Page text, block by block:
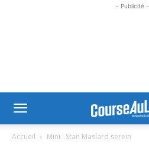
- Publicité -
Accueil Mini : Stan Maslard serein